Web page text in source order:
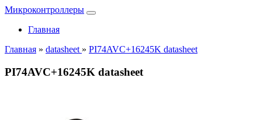
Микроконтроллеры
Главная
Главная » datasheet » PI74AVC+16245K datasheet
PI74AVC+16245K datasheet